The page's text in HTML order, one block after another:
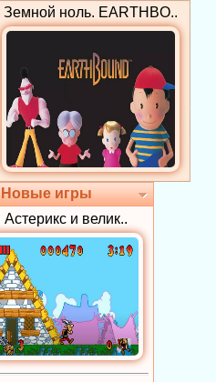
Земной ноль. EARTHBO..
Новые игры
Астерикс и велик..